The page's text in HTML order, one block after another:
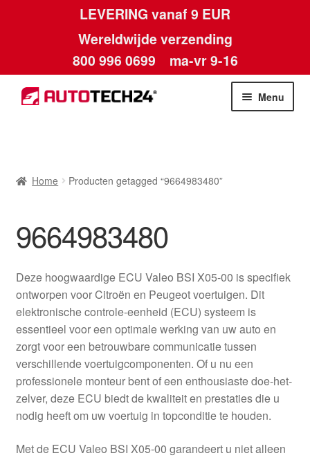
LEVERING vanaf 9 EUR
Wereldwijde verzending
800 996 0699 ma-vr 9-16
Ga
door
Ga
naar
Menu
Betalingen
Contact
Kassa
Klachten
Klachtenprocedure
Home Producten getagged “9664983480”
9664983480
Deze hoogwaardige ECU Valeo BSI X05-00 is specifiek
ontworpen voor Citroën en Peugeot voertuigen. Dit
elektronische controle-eenheid (ECU) systeem is
essentieel voor een optimale werking van uw auto en
zorgt voor een betrouwbare communicatie tussen
verschillende voertuigcomponenten. Of u nu een
professionele monteur bent of een enthousiaste doe-het-
zelver, deze ECU biedt de kwaliteit en prestaties die u
nodig heeft om uw voertuig in topconditie te houden.
Met de ECU Valeo BSI X05-00 garandeert u niet alleen